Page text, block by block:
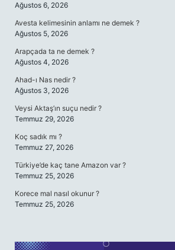
Ağustos 6, 2026
Avesta kelimesinin anlamı ne demek ?
Ağustos 5, 2026
Arapçada ta ne demek ?
Ağustos 4, 2026
Ahad-ı Nas nedir ?
Ağustos 3, 2026
Veysi Aktaş’ın suçu nedir ?
Temmuz 29, 2026
Koç sadık mı ?
Temmuz 27, 2026
Türkiye’de kaç tane Amazon var ?
Temmuz 25, 2026
Korece mal nasıl okunur ?
Temmuz 25, 2026